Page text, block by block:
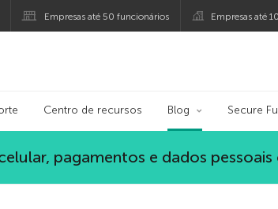
Empresas até 50 funcionários Empresas até
Centro de recursos Blog Secure
pagamentos e dados pessoais